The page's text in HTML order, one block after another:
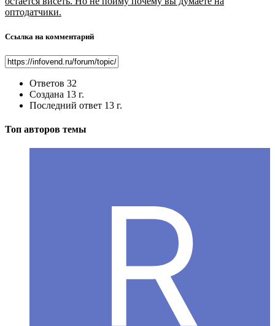
оптодатчики.
Ссылка на комментарий
Ответов 32
Создана 13 г.
Последний ответ 13 г.
Топ авторов темы